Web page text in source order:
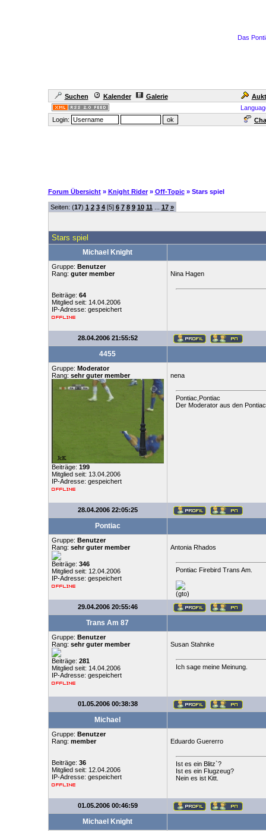
Das
Suchen Kalender Galerie
Login:
Forum Übersicht » Knight Rider » Off-Topic » Stars spiel
Seiten: (17) 1 2 3 4[5] 6 7 8 9 10 11 17 »
Stars spiel
Michael Knight
Gruppe: Benutzer
Rang: guter member
Beiträge: 64
Mitglied seit: 14.04.2006
IP-Adresse: gespeichert
Nina Hagen
28.04.2006 21:55:52
4455
Gruppe: Moderator
Rang: sehr guter member
Beiträge: 199
Mitglied seit: 13.04.2006
IP-Adresse: gespeichert
nena
Pontiac,Pontiac
Der Moderator aus den
28.04.2006 22:05:25
Pontiac
Gruppe: Benutzer
Rang: sehr guter member
Beiträge: 346
Mitglied seit: 12.04.2006
IP-Adresse: gespeichert
Antonia Rhados
Pontiac Firebird Trans Am.
(gto)
29.04.2006 20:55:46
Trans Am 87
Gruppe: Benutzer
Rang: sehr guter member
Beiträge: 281
Mitglied seit: 14.04.2006
IP-Adresse: gespeichert
Susan Stahnke
Ich sage meine Meinung.
01.05.2006 00:38:38
Michael
Gruppe: Benutzer
Rang: member
Beiträge: 36
Mitglied seit: 12.04.2006
IP-Adresse: gespeichert
Eduardo Guererro
Ist es ein Blitz`?
Ist es ein Flugzeug?
Nein es ist Kitt.
01.05.2006 00:46:59
Michael Knight